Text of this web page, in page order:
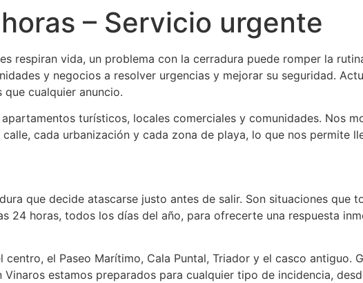
– Servicio urgente
respiran vida, un problema con la cerradura puede romper la
y negocios a resolver urgencias y mejorar su seguridad.
cualquier anuncio.
turísticos, locales comerciales y comunidades. Nos
cada urbanización y cada zona de playa, lo que nos permite
que decide atascarse justo antes de salir. Son situaciones que
24 horas, todos los días del año, para ofrecerte una respuesta
el Paseo Marítimo, Cala Puntal, Triador y el casco antiguo.
estamos preparados para cualquier tipo de incidencia,